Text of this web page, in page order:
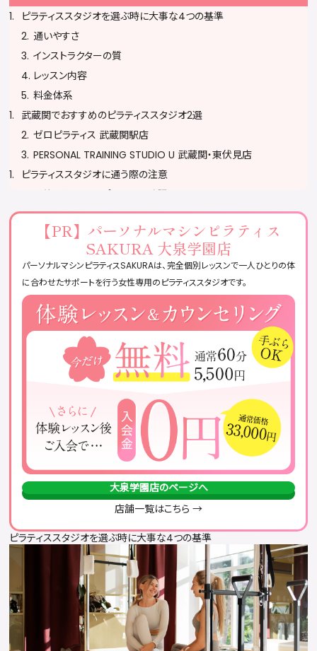
ピラティススタジオを選ぶ時に大事な4つの基準
通いやすさ
インストラクターの質
レッスン内容
料金体系
武蔵関でおすすめのピラティススタジオ2選
ゼロピラティス 武蔵関駅店
PERSONAL TRAINING STUDIO U 武蔵関・東伏見店
ピラティススタジオに通う際の注意
予約・キャンセルポリシーを確認する
服装・持ち物に注意する
無理をせず自分のペースで参加する
ピラティススタジオに関するQ&A
おすすめのピラティススタジオまとめ
【PR】 パーソナルマシンピラティス
SAKURA 大泉学園店
パーソナルマシンピラティスSAKURAは、完全個別レッスンで一人ひとりの体
に合わせたサポートを行う女性専用のピラティススタジオです。
大泉学園店のページへ
店舗一覧はこちら →
ピラティススタジオを選ぶ時に大事な4つの基準